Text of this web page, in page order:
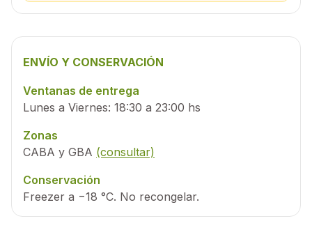
ENVÍO Y CONSERVACIÓN
Ventanas de entrega
Lunes a Viernes: 18:30 a 23:00 hs
Zonas
CABA y GBA (consultar)
Conservación
Freezer a −18 °C. No recongelar.